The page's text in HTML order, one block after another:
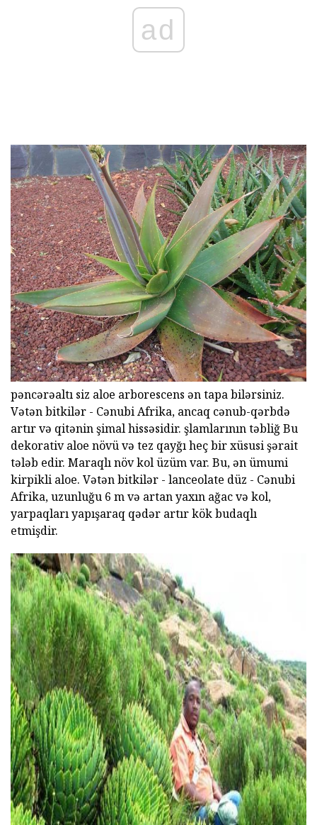
ad
pəncərəaltı siz aloe arborescens ən tapa bilərsiniz.
Vətən bitkilər - Cənubi Afrika, ancaq cənub-qərbdə
artır və qitənin şimal hissəsidir. şlamlarının təbliğ Bu
dekorativ aloe növü və tez qayğı heç bir xüsusi şərait
tələb edir. Maraqlı növ kol üzüm var. Bu, ən ümumi
kirpikli aloe. Vətən bitkilər - lanceolate düz - Cənubi
Afrika, uzunluğu 6 m və artan yaxın ağac və kol,
yarpaqları yapışaraq qədər artır kök budaqlı
etmişdir.